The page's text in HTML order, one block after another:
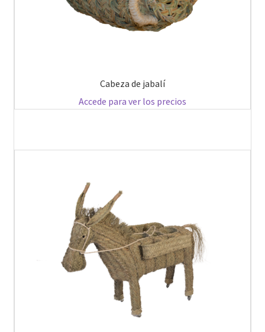
Cabeza de jabalí
Accede para ver los precios